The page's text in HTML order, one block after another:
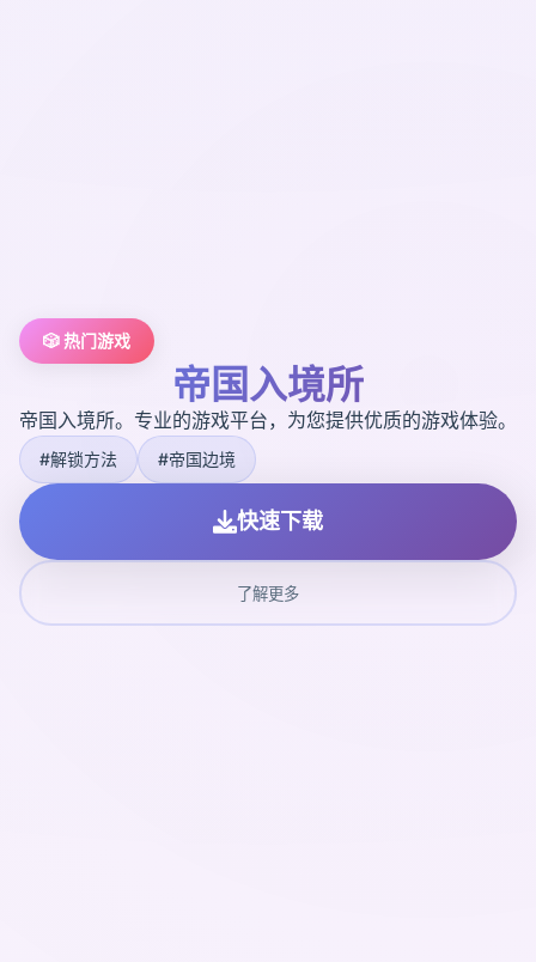
🎲 热门游戏
帝国入境所
帝国入境所。专业的游戏平台，为您提供优质的游戏体验。
#解锁方法 #帝国边境
快速下载
了解更多